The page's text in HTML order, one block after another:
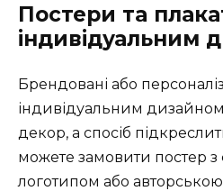
Постери та
індивідуальним
Брендовані або
індивідуальним
декор, а спосіб
можете замовити постер з
логотипом або